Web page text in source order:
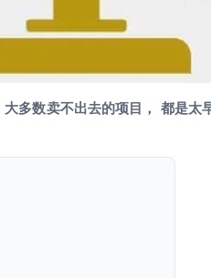
大多数卖不出去的项目， 都是太